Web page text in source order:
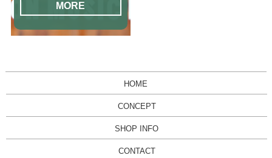
MORE
HOME
CONCEPT
SHOP INFO
CONTACT